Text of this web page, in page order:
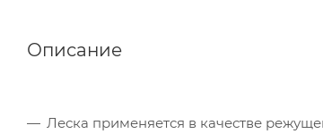
Описание
Леска применяется в качестве